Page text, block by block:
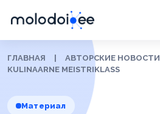
ГЛАВНАЯ АВТОРСКИЕ НОВОСТИ
KULINAARNE MEISTRIKLASS
Материал